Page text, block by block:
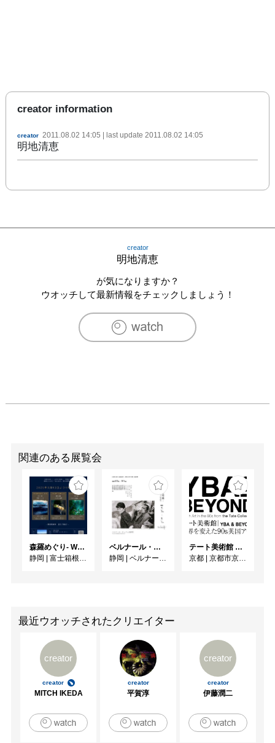
creator information
creator 2011.08.02 14:05 | last update 2011.08.02 14:05
明地清恵
creator
明地清恵
が気になりますか？
ウオッチして最新情報をチェックしましょう！
関連のある展覧会
森羅めぐり- Wandering in Shinra -
静岡 | 富士箱根カントリークラブ
ベルナール・ビュフェと写真 ーカメラがとらえたビュフェとその時代、そして21 世紀へ
静岡 | ベルナール・ビュフェ美術館
テート美術館 ― YBA & BEYOND 世界を変えた90s英国アート
京都 | 京都市京セラ美術館
最近ウオッチされたクリエイター
creator
creator
MITCH IKEDA
creator
平賀淳
creator
creator
伊藤潤二